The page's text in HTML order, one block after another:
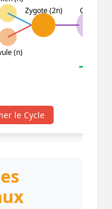
(n)
Zygote (2n) Graine
le Cycle